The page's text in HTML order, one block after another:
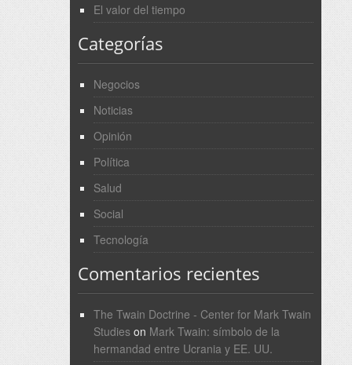
El valor del tiempo
Categorías
Negocios
Noticias
Opinión
Política
Salud
Social
Tecnología
Comentarios recientes
The Twain Doctrine - Center for Mark Twain
Studieson Mark Twain: símbolo de la
hermandad entre Ucrania y EE. UU.